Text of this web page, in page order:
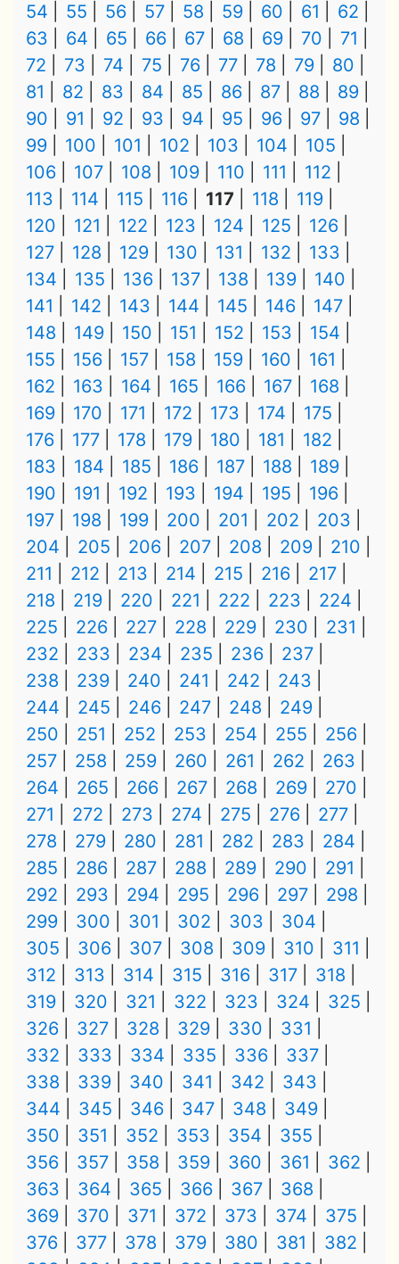
54
55 56 57 58 59 60 61
62
63
64 65 66 67 68 69 70
71
72
73 74 75 76 77 78 79
80
81
82 83 84 85 86 87 88
89
90
91 92 93 94 95 96 97
98
99
100 101 102 103 104
105
106
107 108 109 110 111
112
113
114 115 116 117 118
119
120
121 122 123 124 125
126
127
128 129 130 131 132
133
134
135 136 137 138 139
140
141
142 143 144 145 146
147
148
149 150 151 152 153
154
155
156 157 158 159 160
161
162
163 164 165 166 167
168
169
170 171 172 173 174
175
176
177 178 179 180 181
182
183
184 185 186 187 188
189
190
191 192 193 194 195
196
197
198 199 200 201 202
203
204
205 206 207 208 209
210
211
212 213 214 215 216
217
218
219 220 221 222 223
224
225
226 227 228 229 230
231
232
233 234 235 236
237
238
239 240 241 242
243
244
245 246 247 248
249
250
251 252 253 254 255
256
257
258 259 260 261 262
263
264
265 266 267 268 269
270
271
272 273 274 275 276
277
278
279 280 281 282 283
284
285
286 287 288 289 290
291
292
293 294 295 296 297
298
299
300 301 302 303
304
305
306 307 308 309 310
311
312
313 314 315 316 317
318
319
320 321 322 323 324
325
326
327 328 329 330
331
332
333 334 335 336
337
338
339 340 341 342
343
344
345 346 347 348
349
350
351 352 353 354
355
356
357 358 359 360 361
362
363
364 365 366 367
368
369
370 371 372 373 374
375
376
377 378 379 380 381
382